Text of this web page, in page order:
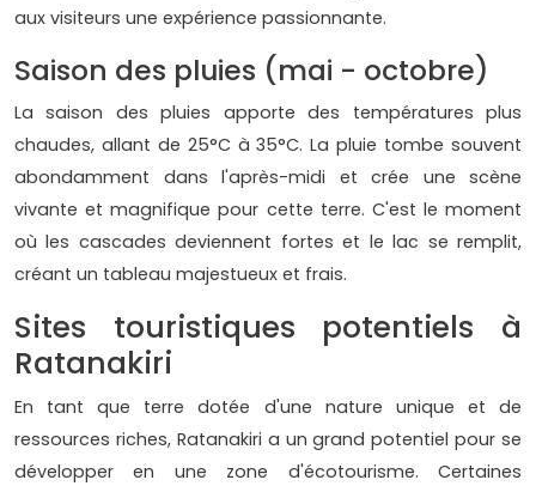
aux visiteurs une expérience passionnante.
Saison des pluies (mai - octobre)
La saison des pluies apporte des températures plus
chaudes, allant de 25°C à 35°C. La pluie tombe souvent
abondamment dans l'après-midi et crée une scène
vivante et magnifique pour cette terre. C'est le moment
où les cascades deviennent fortes et le lac se remplit,
créant un tableau majestueux et frais.
Sites touristiques potentiels à
Ratanakiri
En tant que terre dotée d'une nature unique et de
ressources riches, Ratanakiri a un grand potentiel pour se
développer en une zone d'écotourisme. Certaines